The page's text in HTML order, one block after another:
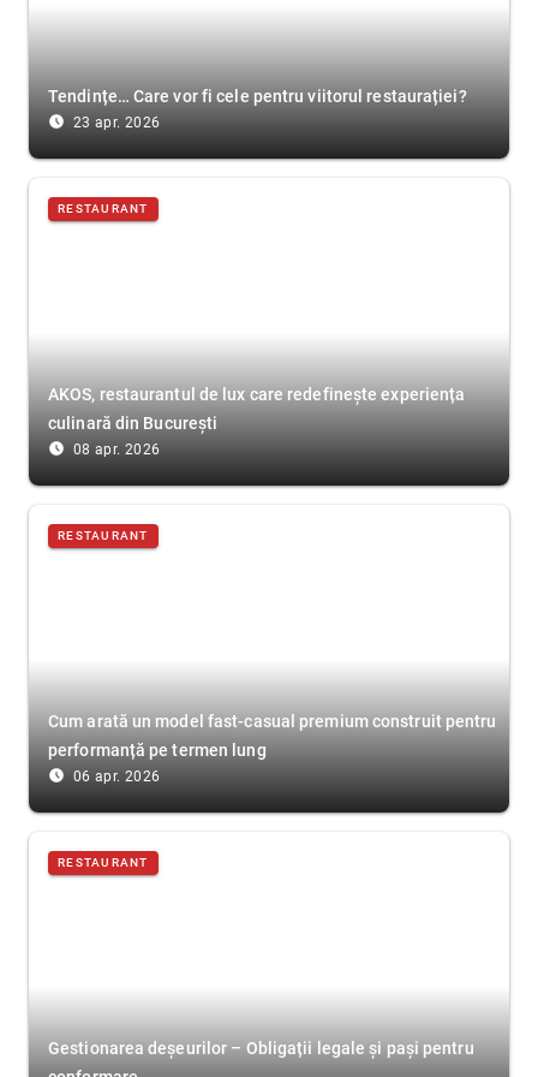
Tendințe… Care vor fi cele pentru viitorul restaurației?
access_time_filled 23 apr. 2026
RESTAURANT
AKOS, restaurantul de lux care redefinește experiența
culinară din București
access_time_filled 08 apr. 2026
RESTAURANT
Cum arată un model fast-casual premium construit pentru
performanță pe termen lung
access_time_filled 06 apr. 2026
RESTAURANT
Gestionarea deșeurilor – Obligații legale și pași pentru